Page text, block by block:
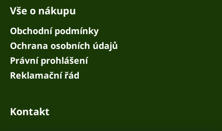
Vše o nákupu
Obchodní podmínky
Ochrana osobních údajů
Právní prohlášení
Reklamační řád
Kontakt